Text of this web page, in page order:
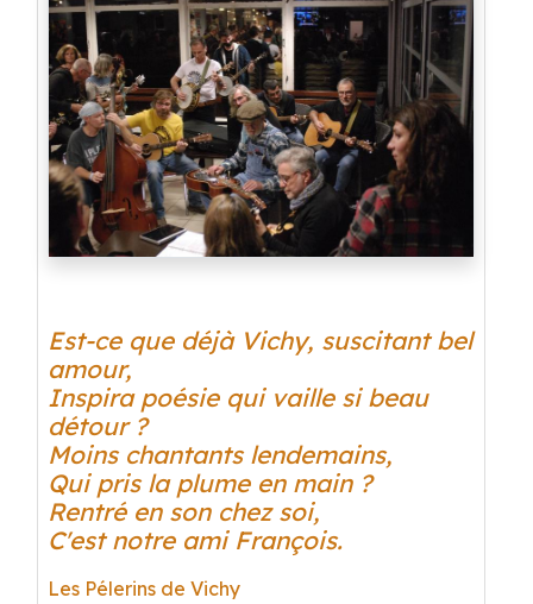
Est-ce que déjà Vichy, suscitant bel
amour,
Inspira poésie qui vaille si beau
détour ?
Moins chantants lendemains,
Qui pris la plume en main ?
Rentré en son chez soi,
C'est notre ami François.
Les Pélerins de Vichy